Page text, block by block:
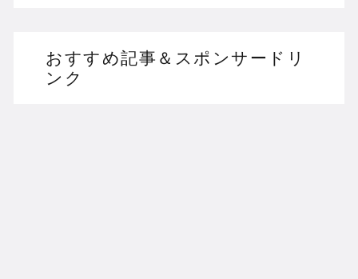
おすすめ記事＆スポンサードリ
ンク